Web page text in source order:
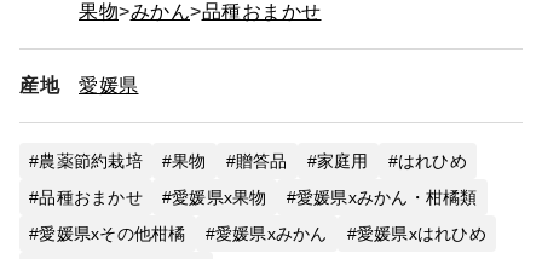
果物
みかん 品種おまかせ
産地 愛媛県
農薬節約栽培 果物 贈答品 家庭用
はれひめ
品種おまかせ
愛媛県x果物
愛媛県xみかん・柑橘類
愛媛県xその他柑橘
愛媛県xみかん
愛媛県xはれひめ